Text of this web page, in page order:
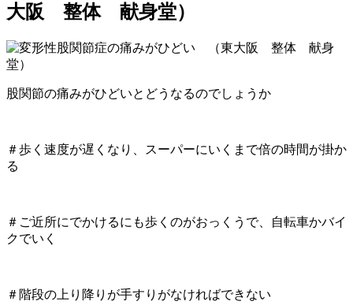
大阪 整体 献身堂）
股関節の痛みがひどいとどうなるのでしょうか
＃歩く速度が遅くなり、スーパーにいくまで倍の時間が掛か
る
＃ご近所にでかけるにも歩くのがおっくうで、自転車かバイ
クでいく
＃階段の上り降りが手すりがなければできない